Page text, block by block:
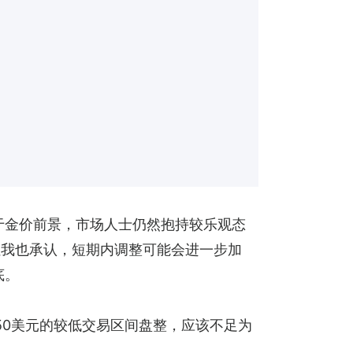
价前景，市场人士仍然抱持较乐观态
也承认，短期内调整可能会进一步加
美元的较低交易区间盘整，应该不足为